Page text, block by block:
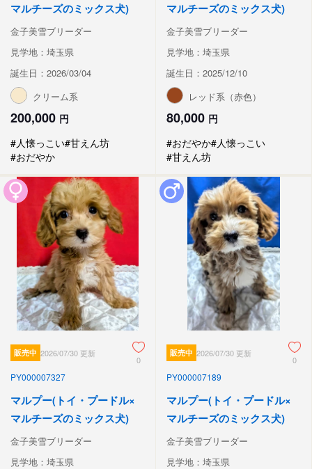
マルチーズのミックス犬)
金子美雪ブリーダー
見学地：埼玉県
誕生日：2026/03/04
クリーム系
200,000 円
#人懐っこい#甘えん坊
#おだやか
マルチーズのミックス犬)
金子美雪ブリーダー
見学地：埼玉県
誕生日：2025/12/10
レッド系（赤色）
80,000 円
#おだやか#人懐っこい
#甘えん坊
販売中 2026/07/30 更新
0
PY000007327
マルプー(トイ・プードル×
マルチーズのミックス犬)
金子美雪ブリーダー
見学地：埼玉県
販売中 2026/07/30 更新
0
PY000007189
マルプー(トイ・プードル×
マルチーズのミックス犬)
金子美雪ブリーダー
見学地：埼玉県